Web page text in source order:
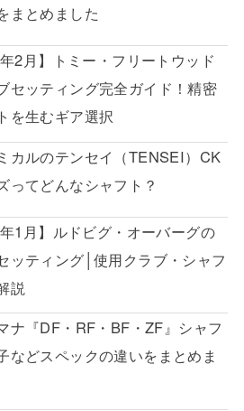
まとめました
年2月】トミー・フリートウッド
セッティング完全ガイド！精密
を生むギア選択
カルのテンセイ（TENSEI）CK
ってどんなシャフト？
年1月】ルドビグ・オーバーグの
ッティング│使用クラブ・シャフ
説
ナ『DF・RF・BF・ZF』シャフ
などスペックの違いをまとめま